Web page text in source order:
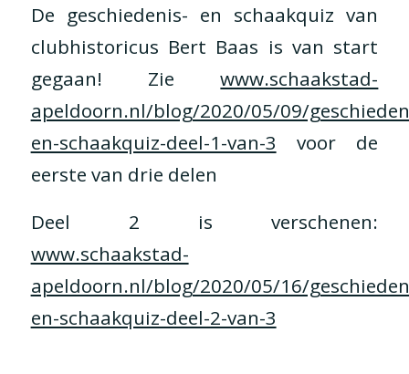
De geschiedenis- en schaakquiz van
clubhistoricus Bert Baas is van start
gegaan! Ziewww.schaakstad-
apeldoorn.nl/blog/2020/05/09/
en-schaakquiz-deel-1-van-3 voor de
eerste van drie delen
Deel 2 is verschenen:
www.schaakstad-
apeldoorn.nl/blog/2020/05/16/
en-schaakquiz-deel-2-van-3